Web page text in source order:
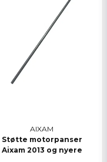
AIXAM
Støtte motorpanser
Aixam 2013 og nyere